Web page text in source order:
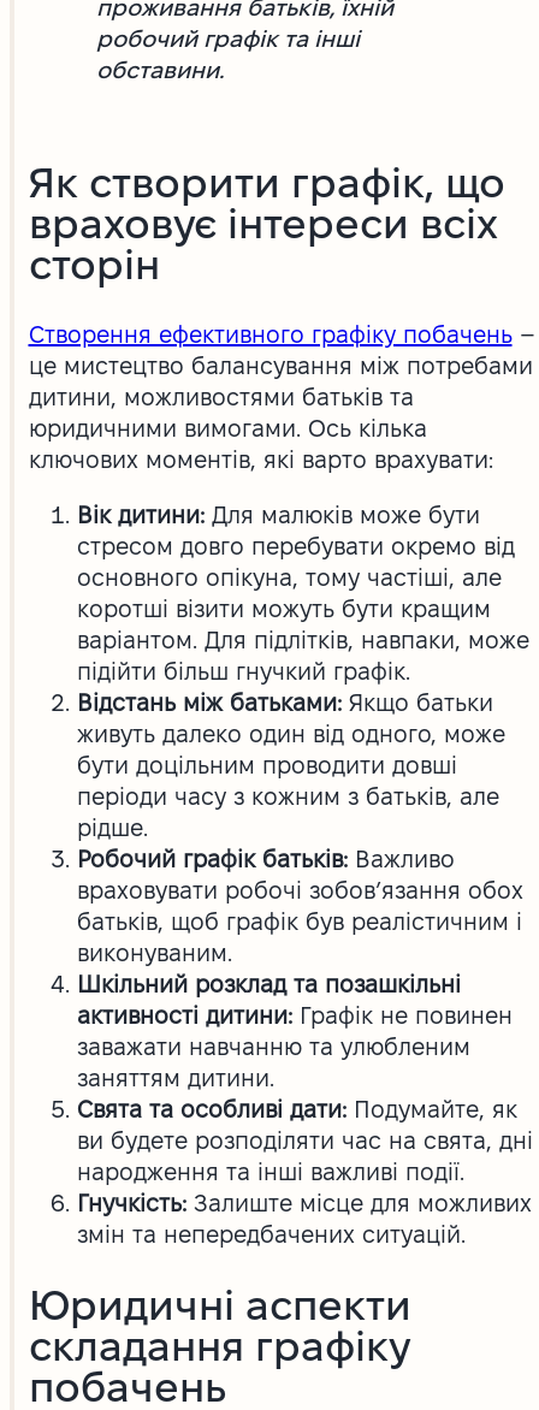
проживання батьків, їхній
робочий графік та інші
обставини.
Як створити графік, що
враховує інтереси всіх
сторін
Створення ефективного графіку побачень–
це мистецтво балансування між потребами
дитини, можливостями батьків та
юридичними вимогами. Ось кілька
ключових моментів, які варто врахувати:
Вік дитини:Для малюків може бути
стресом довго перебувати окремо від
основного опікуна, тому частіші, але
коротші візити можуть бути кращим
варіантом. Для підлітків, навпаки, може
підійти більш гнучкий графік.
Відстань між батьками:Якщо батьки
живуть далеко один від одного, може
бути доцільним проводити довші
періоди часу з кожним з батьків, але
рідше.
Робочий графік батьків:Важливо
враховувати робочі зобов’язання обох
батьків, щоб графік був реалістичним і
виконуваним.
Шкільний розклад та позашкільні
активності дитини:Графік не повинен
заважати навчанню та улюбленим
заняттям дитини.
Свята та особливі дати:Подумайте, як
ви будете розподіляти час на свята, дні
народження та інші важливі події.
Гнучкість:Залиште місце для можливих
змін та непередбачених ситуацій.
Юридичні аспекти
складання графіку
побачень